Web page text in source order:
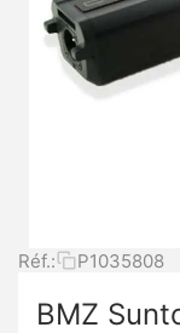
Réf.: P1035808
BMZ